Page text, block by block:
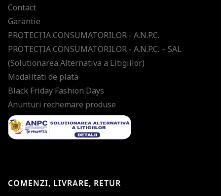
Contact
Garantie
PROTECŢIA CONSUMATORILOR - A.N.P.C.
PROTECŢIA CONSUMATORILOR - A.N.P.C. – SAL
(Solutionarea Alternativa a Litigiilor)
Modalitati de plata
Black Friday Fashion Days
Anunturi rechemare produse
COMENZI, LIVRARE, RETUR